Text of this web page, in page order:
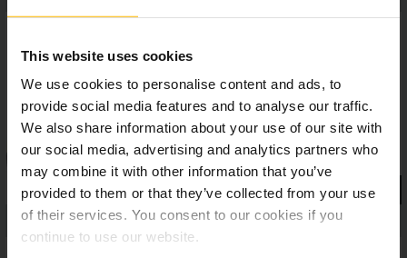
This website uses cookies
We use cookies to personalise content and ads, to
provide social media features and to analyse our traffic.
We also share information about your use of our site with
our social media, advertising and analytics partners who
may combine it with other information that you’ve
provided to them or that they’ve collected from your use
of their services. You consent to our cookies if you
continue to use our website.
vysokozdvižné vozíky EJE 2 mimoriadne nenáročné na údržbu.
Vďaka špeciálnym veľkokapacitným batériám sú okrem toho
vždy k dispozícii, a to aj počas intenzívneho a dlhodobého
používania. Na spoľahlivú a efektívnu prekládku tovaru počas
vášho bežného dňa v sklade.